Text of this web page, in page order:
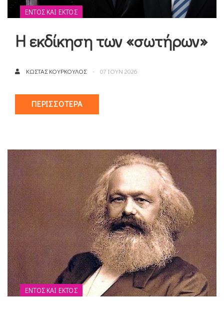
ΕΝΤΌΣ ΚΑΙ ΕΚΤΌΣ
Η εκδίκηση των «σωτήρων»
ΚΏΣΤΑΣ ΚΟΎΡΚΟΥΛΟΣ 07 ΙΟΥΝ 2026
ΠΕΡΙΣΣΌΤΕΡΑ
ΕΝΤΌΣ ΚΑΙ ΕΚΤΌΣ